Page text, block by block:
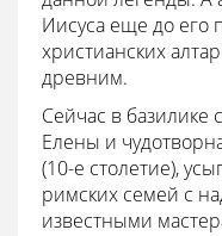
Иисуса еще до его
христианских
древним.
Сейчас в базилике
Елены и
(10-е столетие),
римских семей с
известными